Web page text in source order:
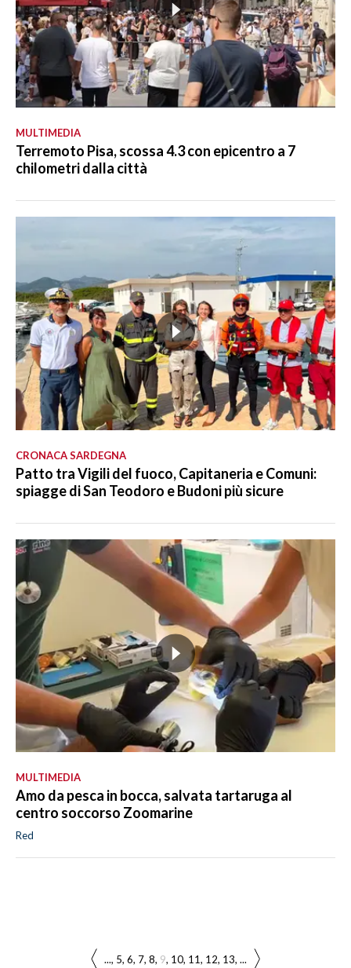
MULTIMEDIA
Terremoto Pisa, scossa 4.3 con epicentro a 7
chilometri dalla città
CRONACA SARDEGNA
Patto tra Vigili del fuoco, Capitaneria e Comuni:
spiagge di San Teodoro e Budoni più sicure
MULTIMEDIA
Amo da pesca in bocca, salvata tartaruga al
centro soccorso Zoomarine
Red
... 5 6 7 8 9 10 11 12 13 ...